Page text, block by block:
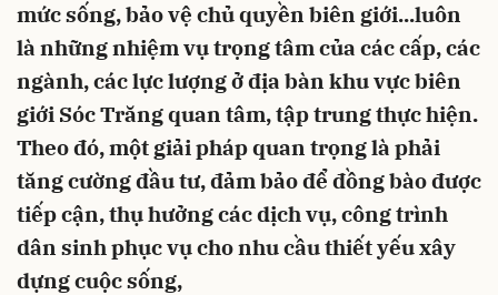
mức sống, bảo vệ chủ quyền biên giới...luôn
là những nhiệm vụ trọng tâm của các cấp, các
ngành, các lực lượng ở địa bàn khu vực biên
giới Sóc Trăng quan tâm, tập trung thực hiện.
Theo đó, một giải pháp quan trọng là phải
tăng cường đầu tư, đảm bảo để đồng bào được
tiếp cận, thụ hưởng các dịch vụ, công trình
dân sinh phục vụ cho nhu cầu thiết yếu xây
dựng cuộc sống,